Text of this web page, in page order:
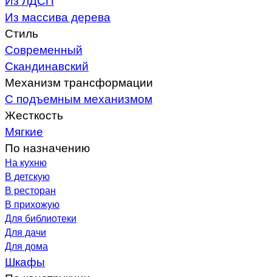
Из массива дерева
Стиль
Современный
Скандинавский
Механизм трансформации
С подъемным механизмом
Жесткость
Мягкие
По назначению
На кухню
В детскую
В ресторан
В прихожую
Для библиотеки
Для дачи
Для дома
Шкафы